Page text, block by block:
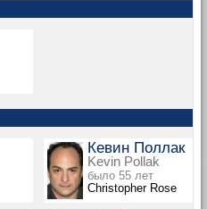
Кевин Поллак
Kevin Pollak
было 55 лет
Christopher Rose